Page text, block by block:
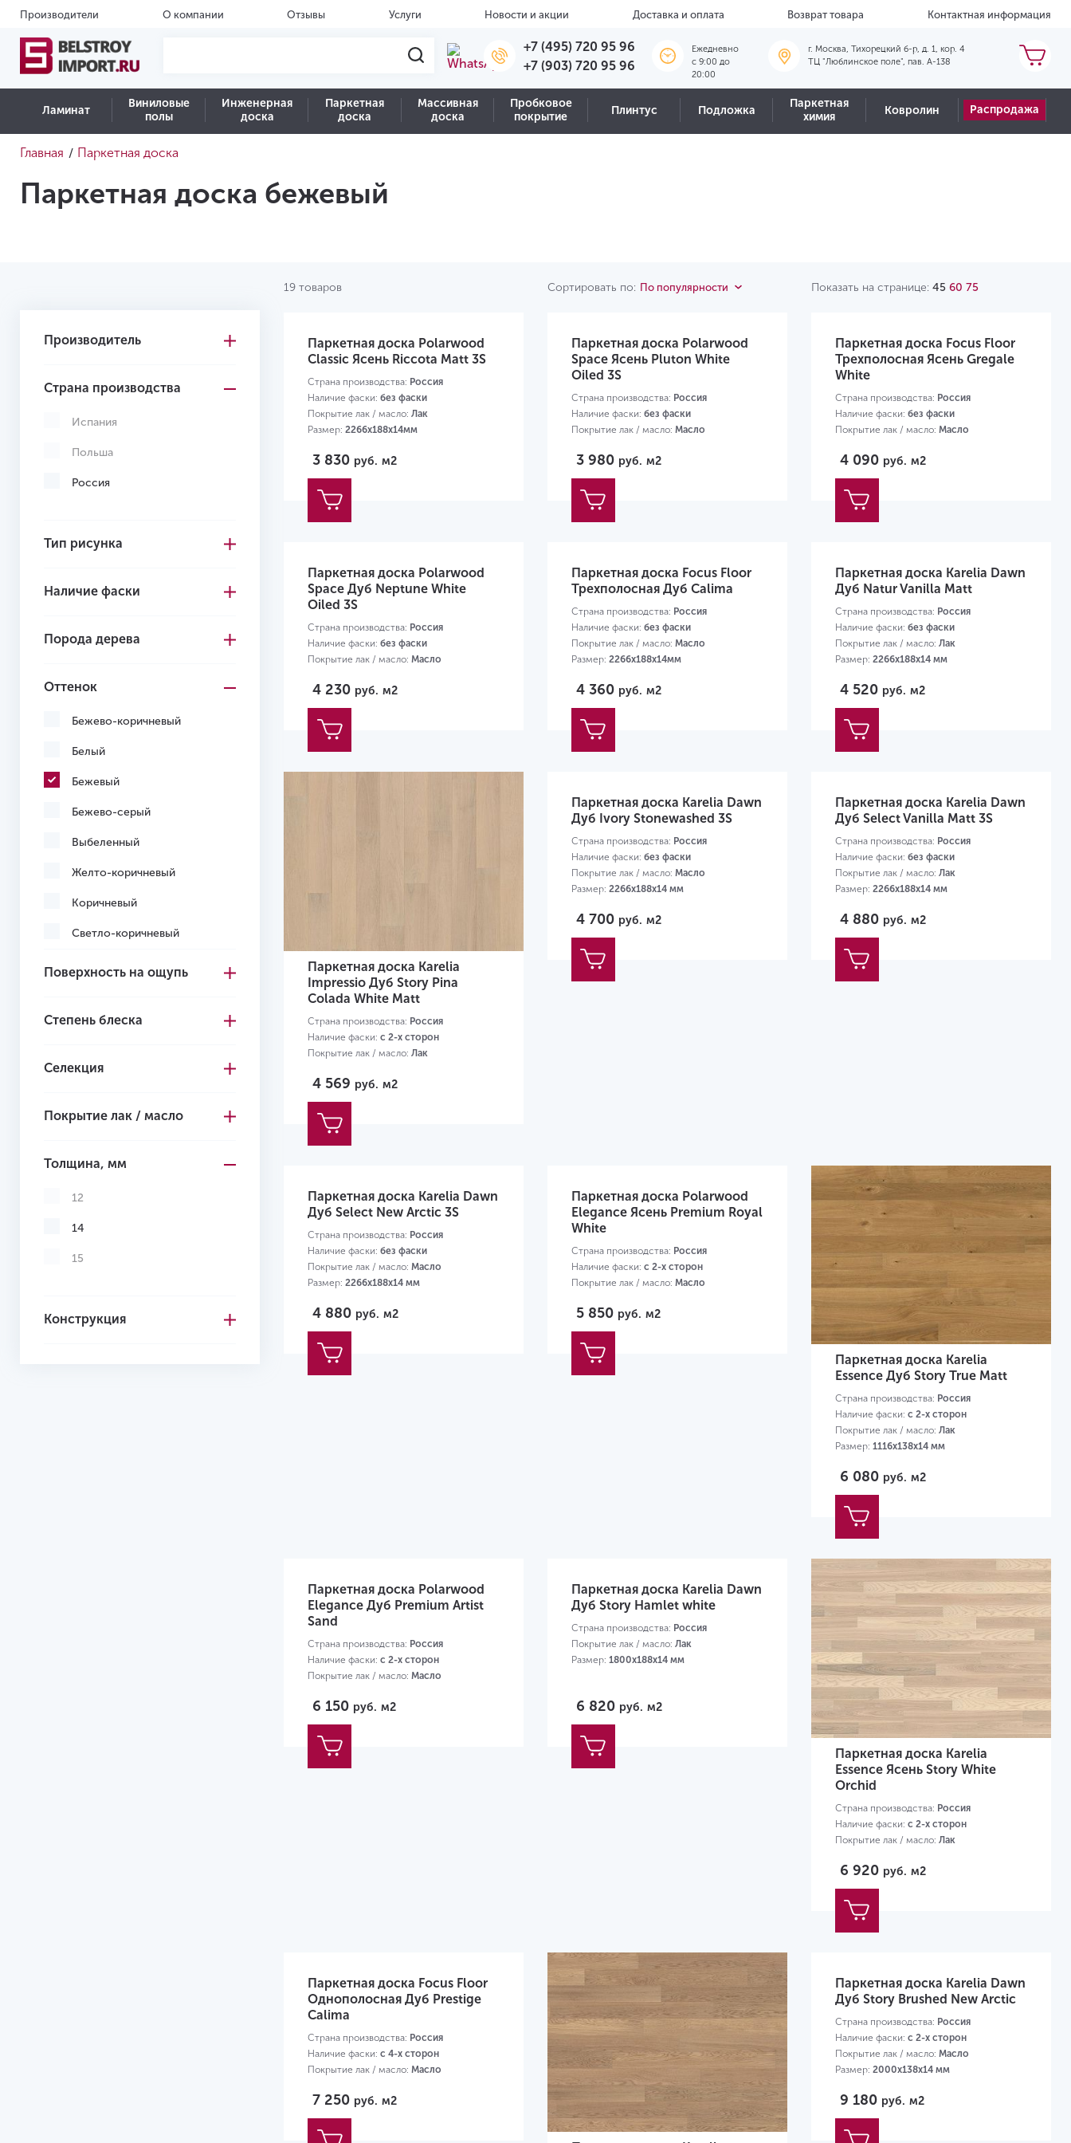
Производители О компании Отзывы Услуги Новости и акции Доставка и оплата Возврат товара Контактная информация
+7 (495) 720 95 96
+7 (903) 720 95 96
Ежедневно
c 9:00 до
20:00
г. Москва, Тихорецкий б-р, д. 1, кор. 4
ТЦ "Люблинское поле", пав. А-138
Ламинат
Виниловые
полы
Инженерная
доска
Паркетная
доска
Массивная
доска
Пробковое
покрытие
Плинтус Подложка
Паркетная
химия
Ковролин Распродажа
Главная / Паркетная доска
Паркетная доска бежевый
19 товаров Сортировать по: По популярности Показать на странице: 45 60 75
Производитель
Страна производства
Испания
Польша
Россия
Тип рисунка
Наличие фаски
Порода дерева
Оттенок
Бежево-коричневый
Белый
Бежевый
Бежево-серый
Выбеленный
Желто-коричневый
Коричневый
Светло-коричневый
Темно-коричневый
Поверхность на ощупь
Степень блеска
Селекция
Покрытие лак / масло
Толщина, мм
12
14
15
Конструкция
Паркетная доска Polarwood
Classic Ясень Riccota Matt 3S
Страна производства: Россия
Наличие фаски: без фаски
Покрытие лак / масло: Лак
Размер: 2266х188х14мм
3 830 руб. м2
Паркетная доска Polarwood
Space Ясень Pluton White
Oiled 3S
Страна производства: Россия
Наличие фаски: без фаски
Покрытие лак / масло: Масло
3 980 руб. м2
Паркетная доска Focus Floor
Трехполосная Ясень Gregale
White
Страна производства: Россия
Наличие фаски: без фаски
Покрытие лак / масло: Масло
4 090 руб. м2
Паркетная доска Polarwood
Space Дуб Neptune White
Oiled 3S
Страна производства: Россия
Наличие фаски: без фаски
Покрытие лак / масло: Масло
4 230 руб. м2
Паркетная доска Focus Floor
Трехполосная Дуб Calima
Страна производства: Россия
Наличие фаски: без фаски
Покрытие лак / масло: Масло
Размер: 2266х188х14мм
4 360 руб. м2
Паркетная доска Karelia Dawn
Дуб Natur Vanilla Matt
Страна производства: Россия
Наличие фаски: без фаски
Покрытие лак / масло: Лак
Размер: 2266х188х14 мм
4 520 руб. м2
Паркетная доска Karelia
Impressio Дуб Story Pina
Colada White Matt
Страна производства: Россия
Наличие фаски: с 2-х сторон
Покрытие лак / масло: Лак
4 569 руб. м2
Паркетная доска Karelia Dawn
Дуб Ivory Stonewashed 3S
Страна производства: Россия
Наличие фаски: без фаски
Покрытие лак / масло: Масло
Размер: 2266х188х14 мм
4 700 руб. м2
Паркетная доска Karelia Dawn
Дуб Select Vanilla Matt 3S
Страна производства: Россия
Наличие фаски: без фаски
Покрытие лак / масло: Лак
Размер: 2266х188х14 мм
4 880 руб. м2
Паркетная доска Karelia Dawn
Дуб Select New Arctic 3S
Страна производства: Россия
Наличие фаски: без фаски
Покрытие лак / масло: Масло
Размер: 2266х188х14 мм
4 880 руб. м2
Паркетная доска Polarwood
Elegance Ясень Premium Royal
White
Страна производства: Россия
Наличие фаски: с 2-х сторон
Покрытие лак / масло: Масло
5 850 руб. м2
Паркетная доска Karelia
Essence Дуб Story True Matt
Страна производства: Россия
Наличие фаски: с 2-х сторон
Покрытие лак / масло: Лак
Размер: 1116х138х14 мм
6 080 руб. м2
Паркетная доска Polarwood
Elegance Дуб Premium Artist
Sand
Страна производства: Россия
Наличие фаски: с 2-х сторон
Покрытие лак / масло: Масло
6 150 руб. м2
Паркетная доска Karelia Dawn
Дуб Story Hamlet white
Страна производства: Россия
Покрытие лак / масло: Лак
Размер: 1800х188х14 мм
6 820 руб. м2
Паркетная доска Karelia
Essence Ясень Story White
Orchid
Страна производства: Россия
Наличие фаски: с 2-х сторон
Покрытие лак / масло: Лак
6 920 руб. м2
Паркетная доска Focus Floor
Однополосная Дуб Prestige
Calima
Страна производства: Россия
Наличие фаски: с 4-х сторон
Покрытие лак / масло: Масло
7 250 руб. м2
Паркетная доска Karelia Dawn
Дуб Story Brushed New Arctic
Страна производства: Россия
Наличие фаски: с 2-х сторон
Покрытие лак / масло: Масло
Размер: 2000х138х14 мм
9 180 руб. м2